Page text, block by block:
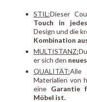
STIL:Dieser
Touch in
Design und die
Kombination
MULTISTANZ:
er sich den
QUALITÄT:Alle
Materialien von
eine Garantie
Möbel ist.